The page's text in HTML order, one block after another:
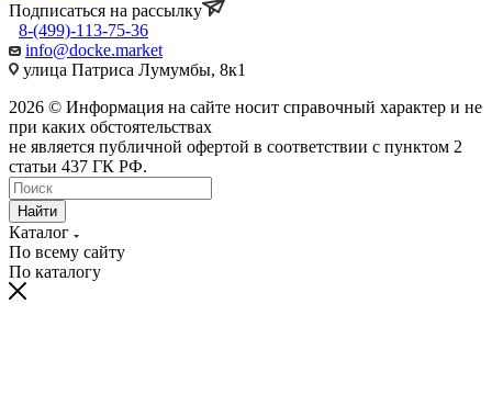
Подписаться на рассылку
8-(499)-113-75-36
info@docke.market
улица Патриса Лумумбы, 8к1
2026 © Информация на сайте носит справочный характер и не
при каких обстоятельствах
не является публичной офертой в соответствии с пунктом 2
статьи 437 ГК РФ.
Найти
Каталог
По всему сайту
По каталогу